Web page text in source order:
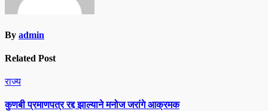
By admin
Related Post
राज्य
कुणबी प्रमाणपत्र रद्द झाल्याने मनोज जरांगे आक्रमक